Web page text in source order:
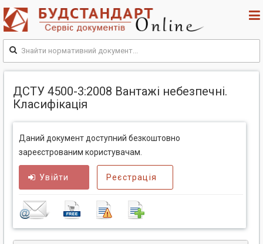
ДСТУ 4500-3:2008 Вантажі небезпечні.
Класифікація
Даний документ доступний безкоштовно
зареєстрованим користувачам.
Увійти Реєстрація